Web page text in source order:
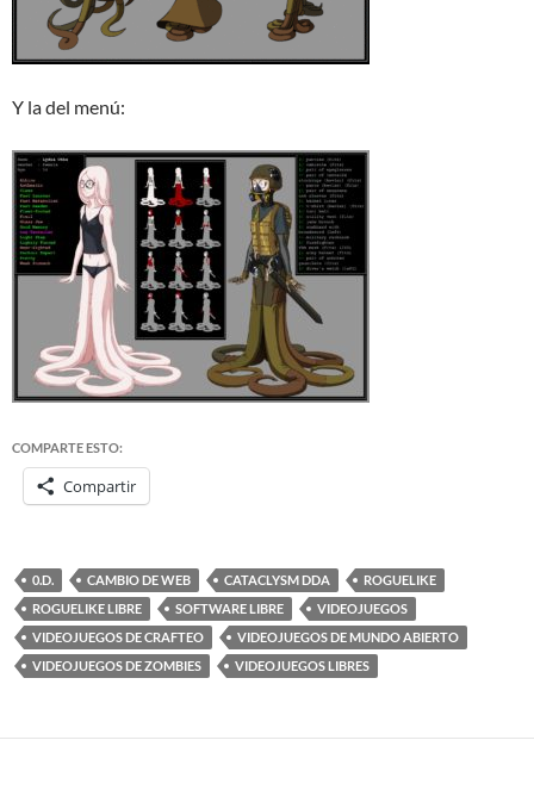
Y la del menú:
COMPARTE ESTO:
Compartir
0.D. CAMBIO DE WEB CATACLYSM DDA
ROGUELIKE
ROGUELIKE LIBRE
SOFTWARE LIBRE
VIDEOJUEGOS
VIDEOJUEGOS DE CRAFTEO
VIDEOJUEGOS DE MUNDO ABIERTO
VIDEOJUEGOS DE ZOMBIES
VIDEOJUEGOS LIBRES